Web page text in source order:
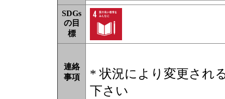
SDGs
の目
標
連絡
事項
* 状況により変更され
下さい